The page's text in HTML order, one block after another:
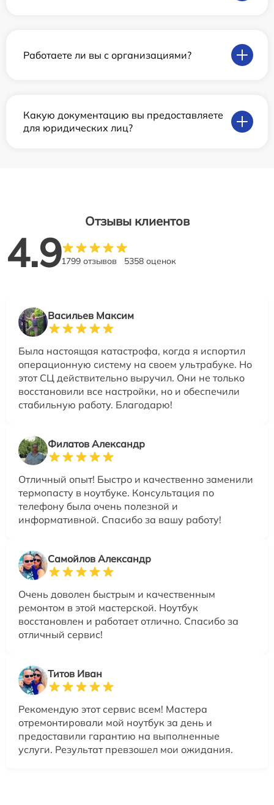
Работаете ли вы с организациями?
Какую документацию вы предоставляете
для юридических лиц?
Отзывы клиентов
4.91799 отзывов 5358 оценок
Васильев Максим
Была настоящая катастрофа, когда я испортил
операционную систему на своем ультрабуке. Но
этот СЦ действительно выручил. Они не только
восстановили все настройки, но и обеспечили
стабильную работу. Благодарю!
Филатов Александр
Отличный опыт! Быстро и качественно заменили
термопасту в ноутбуке. Консультация по
телефону была очень полезной и
информативной. Спасибо за вашу работу!
Самойлов Александр
Очень доволен быстрым и качественным
ремонтом в этой мастерской. Ноутбук
восстановлен и работает отлично. Спасибо за
отличный сервис!
Титов Иван
Рекомендую этот сервис всем! Мастера
отремонтировали мой ноутбук за день и
предоставили гарантию на выполненные
услуги. Результат превзошел мои ожидания.